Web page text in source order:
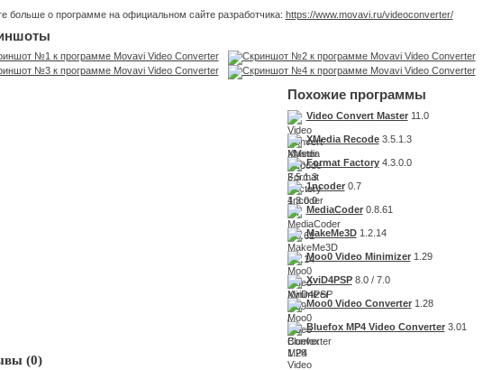
больше о программе на официальном сайте разработчика: https://www.movavi.ru/videoconverter/
Похожие программы
Video Convert Master11.0
XMedia Recode3.5.1.3
Format Factory4.3.0.0
1ncoder0.7
MediaCoder0.8.61
MakeMe3D1.2.14
Moo0 Video Minimizer1.29
XviD4PSP8.0 / 7.0
Moo0 Video Converter1.28
Bluefox MP4 Video Converter3.01
(0)